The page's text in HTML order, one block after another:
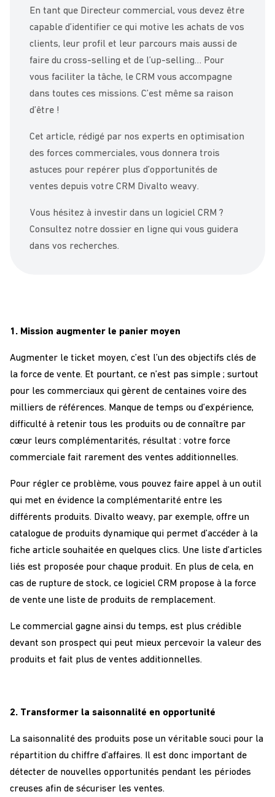
En tant que Directeur commercial, vous devez être
capable d’identifier ce qui motive les achats de vos
clients, leur profil et leur parcours mais aussi de
faire du cross-selling et de l’up-selling… Pour
vous faciliter la tâche, le CRM vous accompagne
dans toutes ces missions. C’est même sa raison
d’être !
Cet article, rédigé par nos experts en optimisation
des forces commerciales, vous donnera trois
astuces pour repérer plus d’opportunités de
ventes depuis votre CRM Divalto weavy.
Vous hésitez à investir dans un logiciel CRM ?
Consultez notre dossier en ligne qui vous guidera
dans vos recherches.
1. Mission augmenter le panier moyen
Augmenter le ticket moyen, c’est l’un des objectifs clés de
la force de vente. Et pourtant, ce n’est pas simple ; surtout
pour les commerciaux qui gèrent de centaines voire des
milliers de références. Manque de temps ou d’expérience,
difficulté à retenir tous les produits ou de connaître par
cœur leurs complémentarités, résultat : votre force
commerciale fait rarement des ventes additionnelles.
Pour régler ce problème, vous pouvez faire appel à un outil
qui met en évidence la complémentarité entre les
différents produits. Divalto weavy, par exemple, offre un
catalogue de produits dynamique qui permet d’accéder à la
fiche article souhaitée en quelques clics. Une liste d’articles
liés est proposée pour chaque produit. En plus de cela, en
cas de rupture de stock, ce logiciel CRM propose à la force
de vente une liste de produits de remplacement.
Le commercial gagne ainsi du temps, est plus crédible
devant son prospect qui peut mieux percevoir la valeur des
produits et fait plus de ventes additionnelles.
2. Transformer la saisonnalité en opportunité
La saisonnalité des produits pose un véritable souci pour la
répartition du chiffre d’affaires. Il est donc important de
détecter de nouvelles opportunités pendant les périodes
creuses afin de sécuriser les ventes.